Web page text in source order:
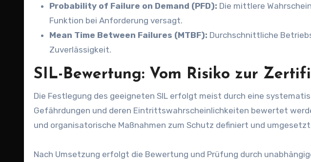
Probability of Failure on Demand (PFD): Die mittlere
Funktion bei Anforderung versagt.
Mean Time Between Failures (MTBF): Durchschnittliche
Zuverlässigkeit.
SIL-Bewertung: Vom Risiko zur
Die Festlegung des geeigneten SIL erfolgt meist durch eine
Gefährdungen und deren Eintrittswahrscheinlichkeiten bewertet
und organisatorische Maßnahmen zum Schutz definiert und
Nach Umsetzung erfolgt die Bewertung und Prüfung durch